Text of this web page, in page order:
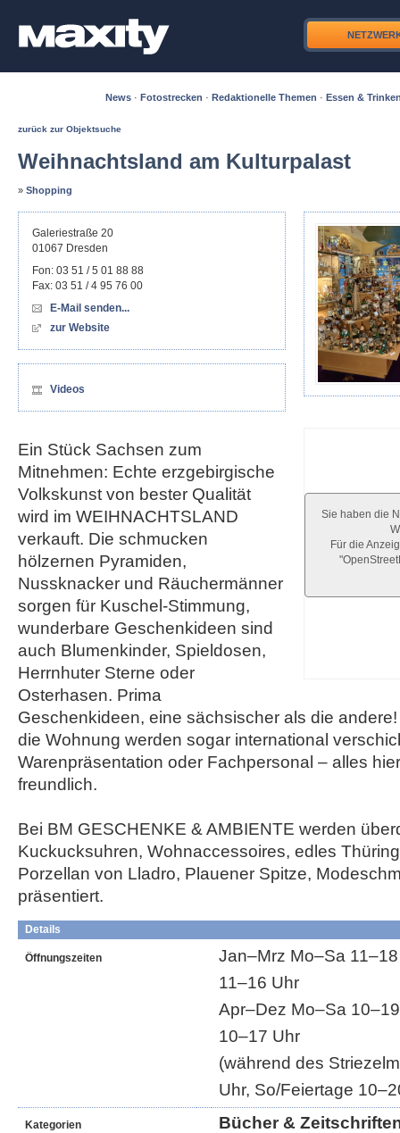
News · Fotostrecken · Redaktionelle Themen · Essen &
zurück zur Objektsuche
Weihnachtsland am Kulturpalast
» Shopping
Sie haben die
Für die
Galeriestraße 20
01067 Dresden
Fon: 03 51 / 5 01 88 88
Fax: 03 51 / 4 95 76 00
E-Mail senden...
zur Website
Videos
Ein Stück Sachsen zum
Mitnehmen: Echte erzgebirgische
Volkskunst von bester Qualität
wird im WEIHNACHTSLAND
verkauft. Die schmucken
hölzernen Pyramiden,
Nussknacker und Räuchermänner
sorgen für Kuschel-Stimmung,
wunderbare Geschenkideen sind
auch Blumenkinder, Spieldosen,
Herrnhuter Sterne oder
Osterhasen. Prima
Geschenkideen, eine sächsischer als die
die Wohnung werden sogar international
Warenpräsentation oder Fachpersonal – alles
freundlich.
Bei BM GESCHENKE & AMBIENTE werden
Kuckucksuhren, Wohnaccessoires, edles
Porzellan von Lladro, Plauener Spitze,
präsentiert.
Details
Öffnungszeiten
Jan–Mrz Mo–Sa
11–16 Uhr
Apr–Dez Mo–Sa
10–17 Uhr
(während des
Uhr, So/Feiertage
Kategorien
Bücher &